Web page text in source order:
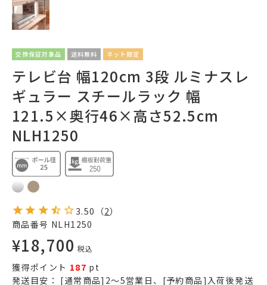
交換保証対象品 送料無料 ネット限定
テレビ台 幅120cm 3段 ルミナスレ
ギュラー スチールラック 幅
121.5×奥行46×高さ52.5cm
NLH1250
3.50 （2）
商品番号 NLH1250
¥18,700 税込
獲得ポイント 187 pt
発送目安： [通常商品]2～5営業日、[予約商品]入荷後発送